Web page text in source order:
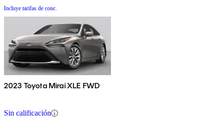
Incluye tarifas de conc.
2023 Toyota Mirai XLE FWD
Sin calificación